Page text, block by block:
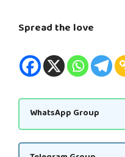
Spread the love
WhatsApp Group